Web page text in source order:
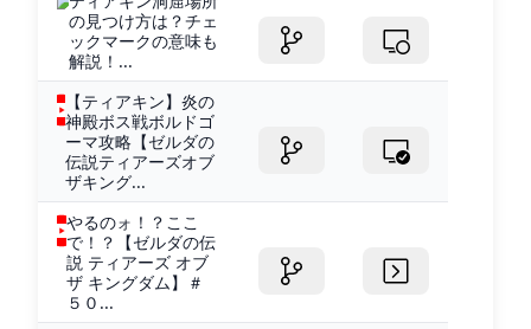
の見つけ方は？チェ
ックマークの意味も
解説！...
【ティアキン】炎の
神殿ボス戦ボルドゴ
ーマ攻略【ゼルダの
伝説ティアーズオブ
ザキング...
やるのォ！？ここ
で！？【ゼルダの伝
説 ティアーズ オブ
ザ キングダム】＃
５０...